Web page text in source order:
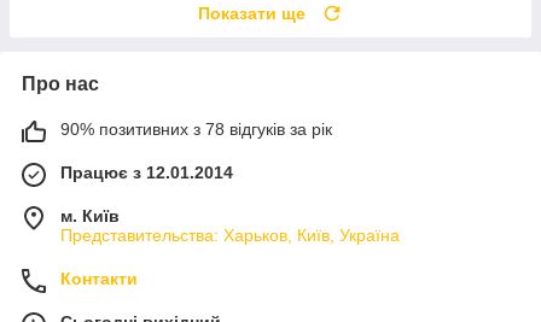
Показати ще
Про нас
90% позитивних з 78 відгуків за рік
Працює з 12.01.2014
м. Київ
Представительства: Харьков, Київ, Україна
Контакти